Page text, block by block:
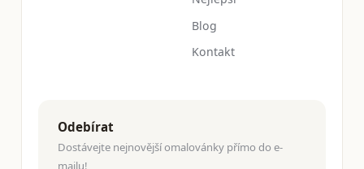
Blog
Kontakt
Odebírat
Dostávejte nejnovější omalovánky přímo do e-
mailu!